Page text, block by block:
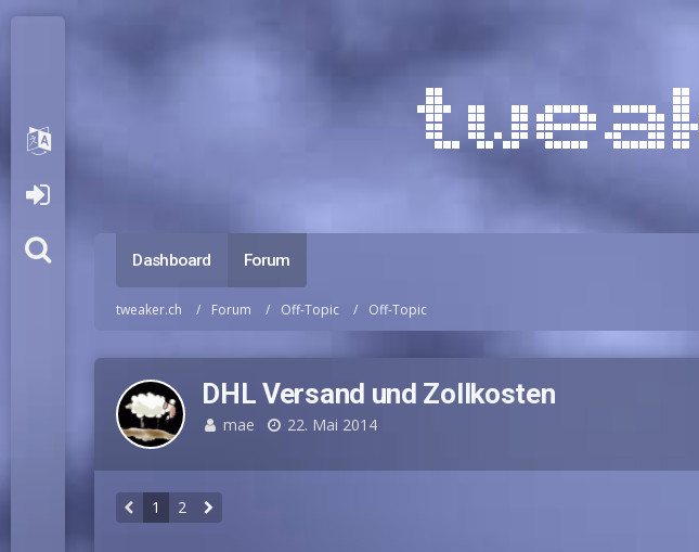
Dashboard Forum
tweaker.ch Forum Off-Topic Off-Topic
DHL Versand und Zollkosten
mae 22. Mai 2014
1 2